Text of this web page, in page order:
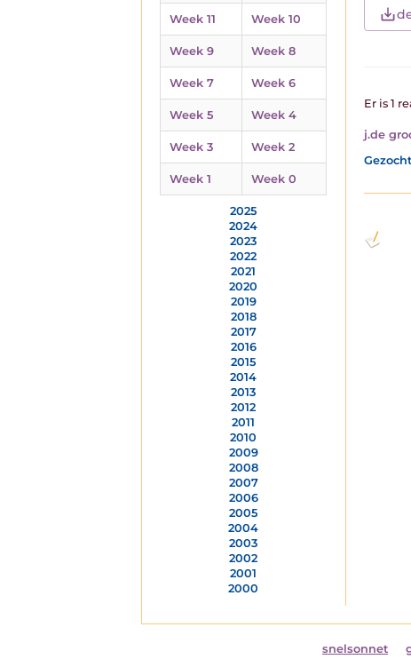
Week 11 Week 10
Week 9 Week 8
Week 7 Week 6
Week 5 Week 4
Week 3 Week 2
Week 1 Week 0
2025
2024
2023
2022
2021
2020
2019
2018
2017
2016
2015
2014
2013
2012
2011
2010
2009
2008
2007
2006
2005
2004
2003
2002
2001
2000
Er is 1
j.de
snelsonnet